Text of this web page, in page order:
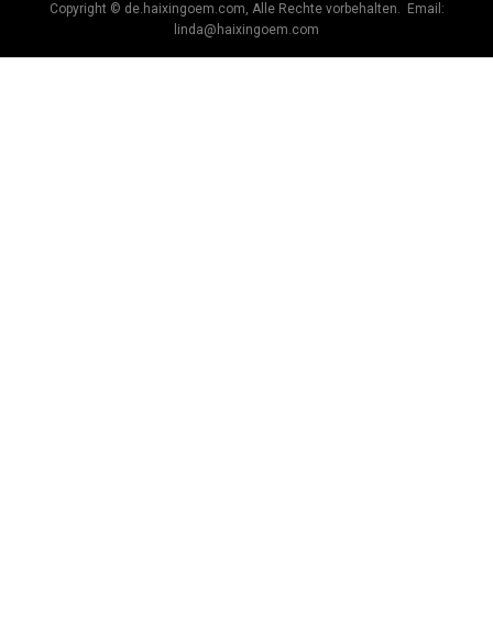
Copyright © de.haixingoem.com, Alle Rechte vorbehalten. Email:
linda@haixingoem.com